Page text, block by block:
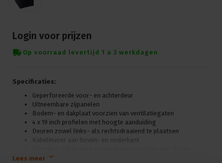
Login voor prijzen
Op voorraad levertijd 1 a 3 werkdagen
Specificaties:
Geperforeerde voor- en achterdeur
Uitneembare zijpanelen
Bodem- en dakplaat voorzien van ventilatiegaten
4 x 19 inch profielen met hoogte aanduiding
Deuren zowel links- als rechtsdraaiend te plaatsen
Kabelinvoer aan boven- en onderkant
Gebruiksklaar geleverd
Lees meer